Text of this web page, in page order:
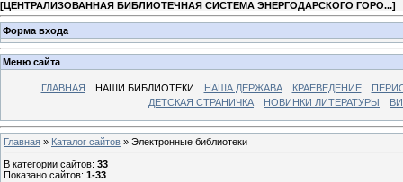
[ЦЕНТРАЛИЗОВАННАЯ БИБЛИОТЕЧНАЯ СИСТЕМА ЭНЕРГОДАРСКОГО ГОРО...]
Форма входа
Меню сайта
ГЛАВНАЯ НАШИ БИБЛИОТЕКИ НАША ДЕРЖАВА КРАЕВЕДЕНИЕ
ДЕТСКАЯ СТРАНИЧКА
НОВИНКИ ЛИТЕРАТУРЫ
Главная » Каталог сайтов » Электронные библиотеки
В категории сайтов: 33
Показано сайтов: 1-33